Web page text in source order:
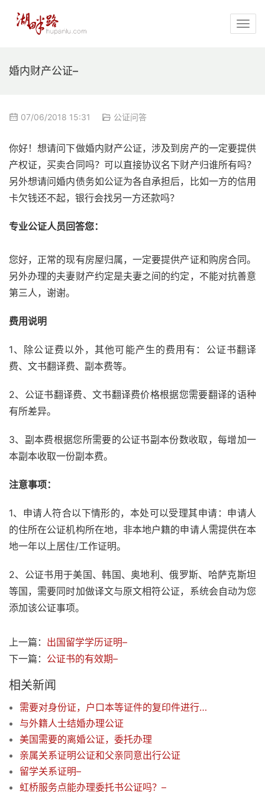
婚内财产公证–
07/06/2018 15:31 公证问答
你好！想请问下做婚内财产公证，涉及到房产的一定要提供
产权证，买卖合同吗？可以直接协议名下财产归谁所有吗？
另外想请问婚内债务如公证为各自承担后，比如一方的信用
卡欠钱还不起，银行会找另一方还款吗？
专业公证人员回答您：
您好，正常的现有房屋归属，一定要提供产证和购房合同。
另外办理的夫妻财产约定是夫妻之间的约定，不能对抗善意
第三人，谢谢。
费用说明
1、除公证费以外，其他可能产生的费用有：公证书翻译
费、文书翻译费、副本费等。
2、公证书翻译费、文书翻译费价格根据您需要翻译的语种
有所差异。
3、副本费根据您所需要的公证书副本份数收取，每增加一
本副本收取一份副本费。
注意事项：
1、申请人符合以下情形的，本处可以受理其申请：申请人
的住所在公证机构所在地，非本地户籍的申请人需提供在本
地一年以上居住/工作证明。
2、公证书用于美国、韩国、奥地利、俄罗斯、哈萨克斯坦
等国，需要同时加做译文与原文相符公证，系统会自动为您
添加该公证事项。
上一篇： 出国留学学历证明–
下一篇： 公证书的有效期–
相关新闻
需要对身份证，户口本等证件的复印件进行公证
与外籍人士结婚办理公证
美国需要的离婚公证，委托办理
亲属关系证明公证和父亲同意出行公证
留学关系证明–
虹桥服务点能办理委托书公证吗？–